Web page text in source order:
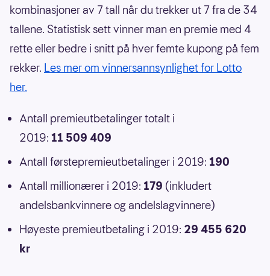
kombinasjoner av 7 tall når du trekker ut 7 fra de 34
tallene. Statistisk sett vinner man en premie med 4
rette eller bedre i snitt på hver femte kupong på fem
rekker. Les mer om vinnersannsynlighet for Lotto
her.
Antall premieutbetalinger totalt i
2019: 11 509 409
Antall førstepremieutbetalinger i 2019: 190
Antall millionærer i 2019: 179 (inkludert
andelsbankvinnere og andelslagvinnere)
Høyeste premieutbetaling i 2019: 29 455 620
kr